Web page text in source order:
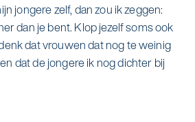
jongere zelf, dan zou ik zeggen:
dan je bent. Klop jezelf soms ook
dat vrouwen dat nog te weinig
dat de jongere ik nog dichter bij